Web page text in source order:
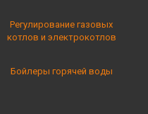
Регулирование газовых
котлов и электрокотлов
Бойлеры горячей воды